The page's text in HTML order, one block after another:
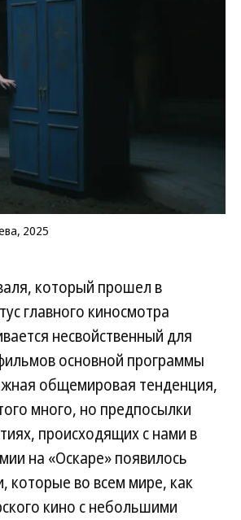
2025
который прошел в
главного киносмотра
несвойственный для
основной программы
общемировая тенденция,
много, но предпосылки
происходящих с нами в
на «Оскаре» появилось
во всем мире, как
кино с небольшими